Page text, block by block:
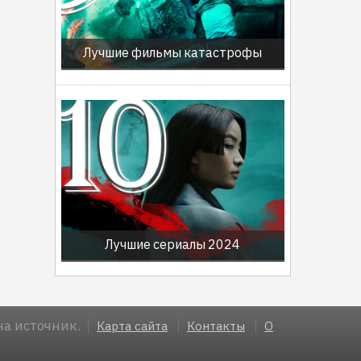
Лучшие фильмы катастрофы
Лучшие сериалы 2024
источник. Карта сайта Контакты
О